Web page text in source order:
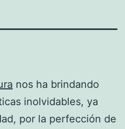
nos ha brindando
inolvidables, ya
por la perfección de